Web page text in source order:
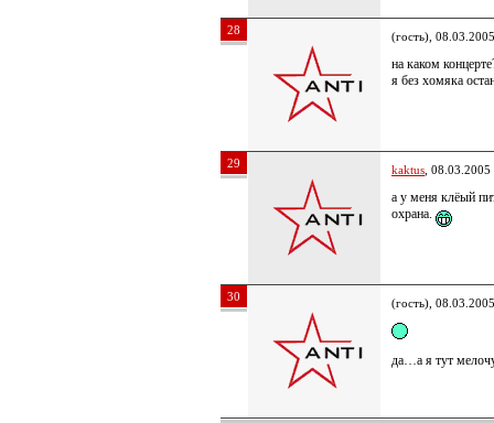
28 (гость),
на каком
я без хомяка
29 kaktus ,
а у меня клёый
охрана.
30 (гость),
да…а я тут